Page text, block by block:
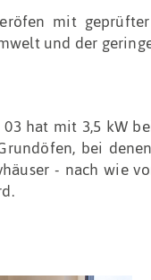
mit
und der
hat mit 3,5 kW
bei
- nach wie